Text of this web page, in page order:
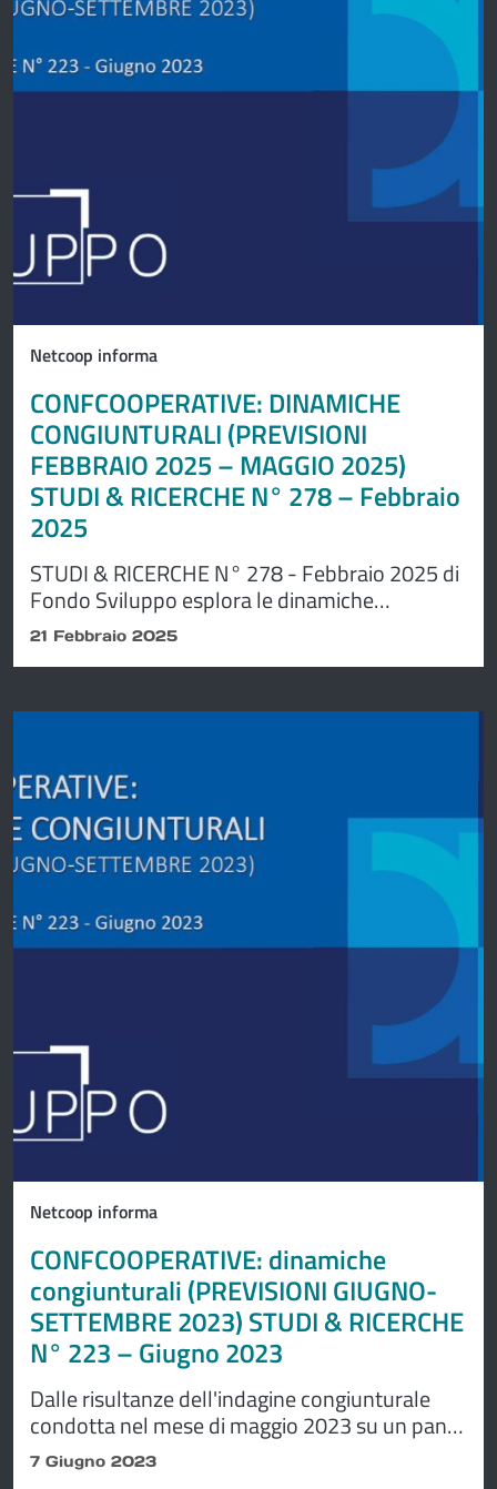
Netcoop informa
CONFCOOPERATIVE: DINAMICHE
CONGIUNTURALI (PREVISIONI
FEBBRAIO 2025 – MAGGIO 2025)
STUDI & RICERCHE N° 278 – Febbraio
2025
STUDI & RICERCHE N° 278 - Febbraio 2025 di
Fondo Sviluppo esplora le dinamiche
congiunturali (PREVISIONI FEBBRAIO 2025 -
MAGGIO 2025).
21 Febbraio 2025
Netcoop informa
CONFCOOPERATIVE: dinamiche
congiunturali (PREVISIONI GIUGNO-
SETTEMBRE 2023) STUDI & RICERCHE
N° 223 – Giugno 2023
Dalle risultanze dell'indagine congiunturale
condotta nel mese di maggio 2023 su un panel
di imprese associate a Confcooperative
emerge, da una parte, uno scenario
7 Giugno 2023